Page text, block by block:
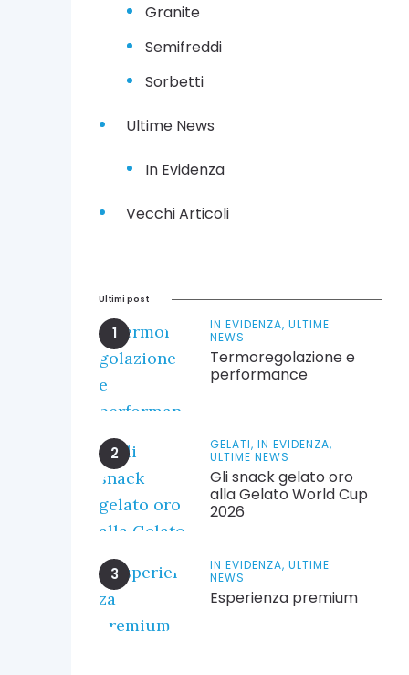
Granite
Semifreddi
Sorbetti
Ultime News
In Evidenza
Vecchi Articoli
Ultimi post
IN EVIDENZA, ULTIME
NEWS
Termoregolazione e
performance
GELATI, IN EVIDENZA,
ULTIME NEWS
Gli snack gelato oro
alla Gelato World Cup
2026
IN EVIDENZA, ULTIME
NEWS
Esperienza premium